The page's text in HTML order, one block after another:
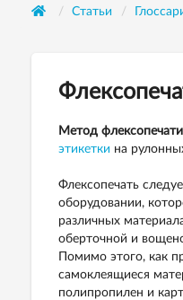
Статьи
Метод флексопечати
этикетки на
Флексопечать
оборудовании,
различных
оберточной и
Помимо этого, как
самоклеящиеся
полипропилен и